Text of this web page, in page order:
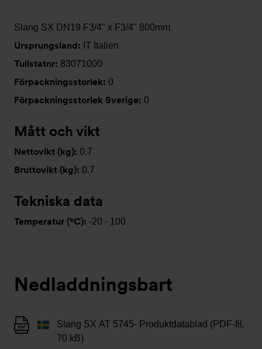
Slang SX DN19 F3/4" x F3/4" 800mm
Ursprungsland: IT Italien
Tullstatnr: 83071000
Förpackningsstorlek: 0
Förpackningsstorlek Sverige: 0
Mått och vikt
Nettovikt (kg): 0.7
Bruttovikt (kg): 0.7
Tekniska data
Temperatur (°C): -20 - 100
Nedladdningsbart
Slang SX AT 5745- Produktdatablad (PDF-fil,
70 kB)